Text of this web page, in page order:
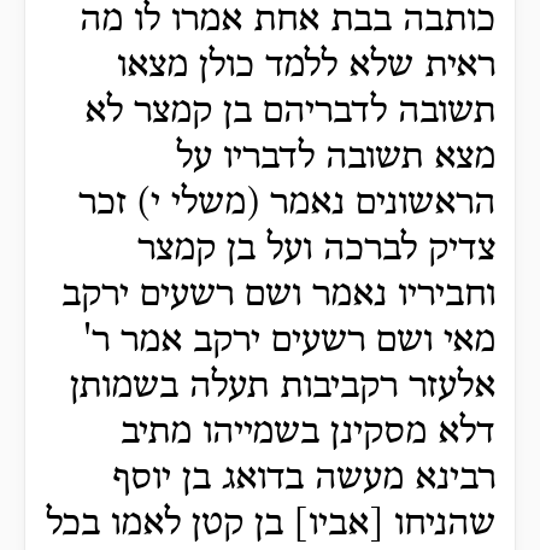
כותבה בבת אחת אמרו לו מה
ראית שלא ללמד כולן מצאו
תשובה לדבריהם בן קמצר לא
מצא תשובה לדבריו על
הראשונים נאמר (משלי י) זכר
צדיק לברכה ועל בן קמצר
וחביריו נאמר ושם רשעים ירקב
מאי ושם רשעים ירקב אמר ר'
אלעזר רקביבות תעלה בשמותן
דלא מסקינן בשמייהו מתיב
רבינא מעשה בדואג בן יוסף
שהניחו [אביו] בן קטן לאמו בכל